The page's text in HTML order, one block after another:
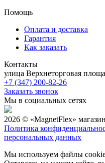
Помощь
Оплата и доставка
Гарантия
Как заказать
Контакты
улица Верхнеторговая
+7 (347) 200-82-26
Заказать звонок
Мы в социальных сетях
2026 © «MagnetFlex»
Политика
персональных данных
Мы используем файлы